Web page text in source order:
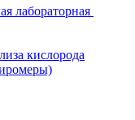
лабораторная
кислорода